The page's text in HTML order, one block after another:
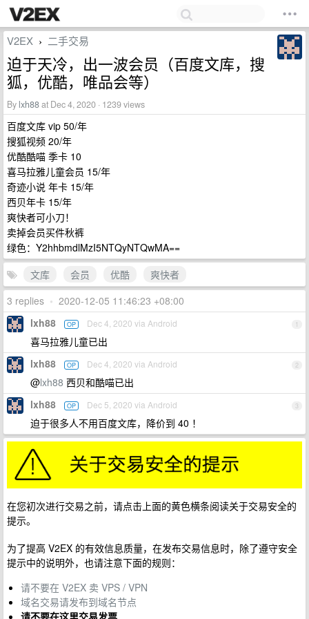
V2EX › 二手交易
迫于天冷，出一波会员（百度文库，搜
狐，优酷，唯品会等）
By lxh88at Dec 4, 2020 · 1239 views
百度文库 vip 50/年
搜狐视频 20/年
优酷酷喵 季卡 10
喜马拉雅儿童会员 15/年
奇迹小说 年卡 15/年
西贝年卡 15/年
爽快者可小刀！
卖掉会员买件秋裤
绿色：Y2hhbmdlMzI5NTQyNTQwMA==
文库
会员 优酷
爽快者
3 replies • 2020-12-05 11:46:23 +08:00
1
lxh88 OP Dec 4, 2020 via Android
喜马拉雅儿童已出
2
lxh88 OP Dec 4, 2020 via Android
@lxh88 西贝和酷喵已出
3
lxh88 OP Dec 5, 2020 via Android
迫于很多人不用百度文库，降价到 40 ！
在您初次进行交易之前，请点击上面的黄色横条阅读关于交易安全的
提示。
为了提高 V2EX 的有效信息质量，在发布交易信息时，除了遵守安全
提示中的说明外，也请注意下面的规则：
请不要在 V2EX 卖 VPS / VPN
域名交易请发布到域名节点